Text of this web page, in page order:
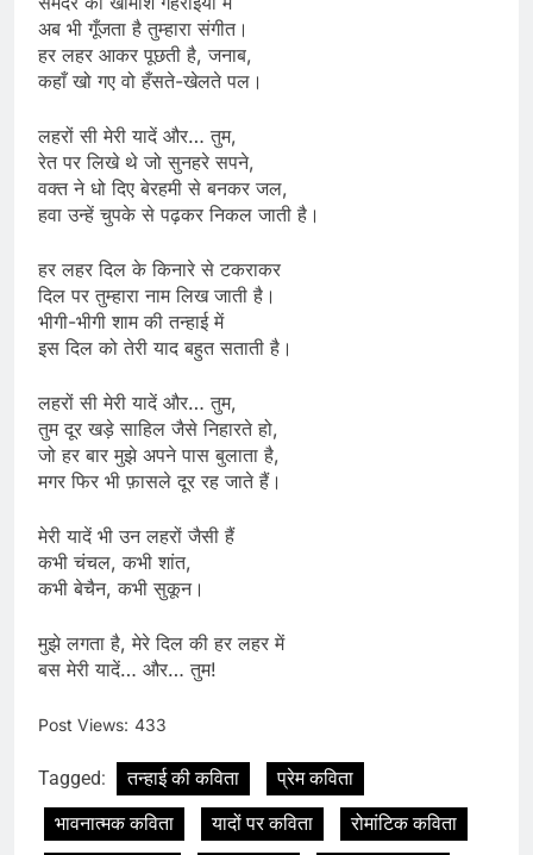
अब भी गूँजता है तुम्हारा संगीत।
हर लहर आकर पूछती है, जनाब,
कहाँ खो गए वो हँसते-खेलते पल।
लहरों सी मेरी यादें और… तुम,
रेत पर लिखे थे जो सुनहरे सपने,
वक्त ने धो दिए बेरहमी से बनकर जल,
हवा उन्हें चुपके से पढ़कर निकल जाती है।
हर लहर दिल के किनारे से टकराकर
दिल पर तुम्हारा नाम लिख जाती है।
भीगी-भीगी शाम की तन्हाई में
इस दिल को तेरी याद बहुत सताती है।
लहरों सी मेरी यादें और… तुम,
तुम दूर खड़े साहिल जैसे निहारते हो,
जो हर बार मुझे अपने पास बुलाता है,
मगर फिर भी फ़ासले दूर रह जाते हैं।
मेरी यादें भी उन लहरों जैसी हैं
कभी चंचल, कभी शांत,
कभी बेचैन, कभी सुकून।
मुझे लगता है, मेरे दिल की हर लहर में
बस मेरी यादें… और… तुम!
Post Views: 433
Tagged: तन्हाई की कविता
प्रेम कविता
भावनात्मक कविता
यादों पर कविता
रोमांटिक कविता